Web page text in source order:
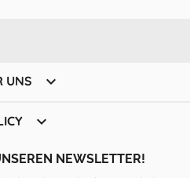
UNS 

NEWSLETTER!